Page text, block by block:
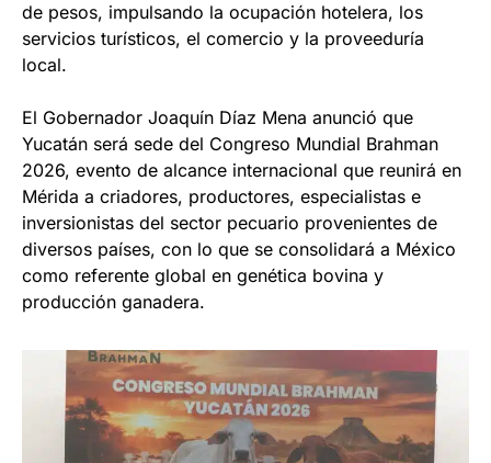
de pesos, impulsando la ocupación hotelera, los
servicios turísticos, el comercio y la proveeduría
local.
El Gobernador Joaquín Díaz Mena anunció que
Yucatán será sede del Congreso Mundial Brahman
2026, evento de alcance internacional que reunirá en
Mérida a criadores, productores, especialistas e
inversionistas del sector pecuario provenientes de
diversos países, con lo que se consolidará a México
como referente global en genética bovina y
producción ganadera.